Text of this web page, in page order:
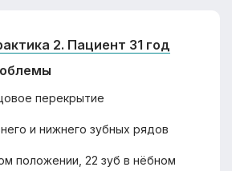
2. Пациент 31 год
перекрытие
и нижнего зубных рядов
положении, 22 зуб в нёбном